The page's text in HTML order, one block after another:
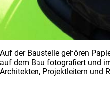
Auf der Baustelle gehören
auf dem Bau fotografiert und
Architekten, Projektleitern und